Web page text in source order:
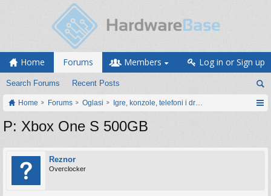
Home Forums
Search Forums Recent Posts
Members Log in or Sign up
Home Forums Oglasi Igre, konzole, telefoni i drugi gadgeti
P: Xbox One S 500GB
Reznor
Overclocker